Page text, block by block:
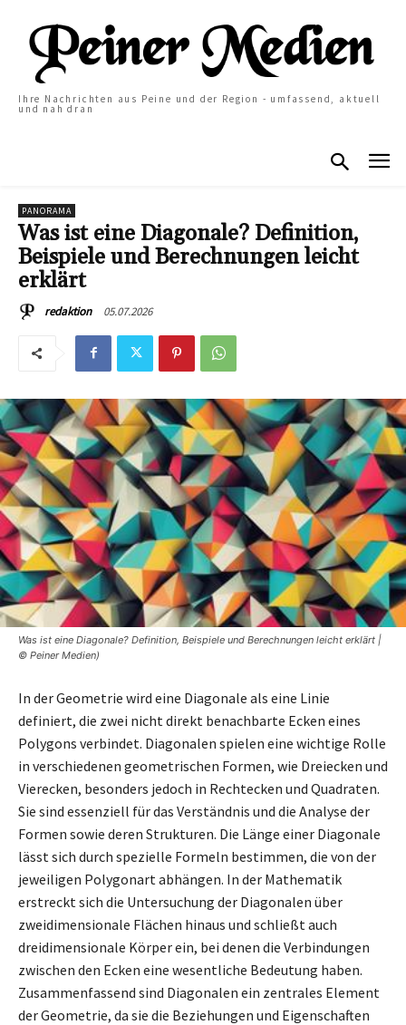
Ihre Nachrichten aus Peine und der Region - umfassend, aktuell
und nah dran
PANORAMA
Was ist eine Diagonale? Definition,
Beispiele und Berechnungen leicht
erklärt
redaktion 05.07.2026
Was ist eine Diagonale? Definition, Beispiele und Berechnungen leicht erklärt |
© Peiner Medien)
In der Geometrie wird eine Diagonale als eine Linie
definiert, die zwei nicht direkt benachbarte Ecken eines
Polygons verbindet. Diagonalen spielen eine wichtige Rolle
in verschiedenen geometrischen Formen, wie Dreiecken und
Vierecken, besonders jedoch in Rechtecken und Quadraten.
Sie sind essenziell für das Verständnis und die Analyse der
Formen sowie deren Strukturen. Die Länge einer Diagonale
lässt sich durch spezielle Formeln bestimmen, die von der
jeweiligen Polygonart abhängen. In der Mathematik
erstreckt sich die Untersuchung der Diagonalen über
zweidimensionale Flächen hinaus und schließt auch
dreidimensionale Körper ein, bei denen die Verbindungen
zwischen den Ecken eine wesentliche Bedeutung haben.
Zusammenfassend sind Diagonalen ein zentrales Element
der Geometrie, da sie die Beziehungen und Eigenschaften